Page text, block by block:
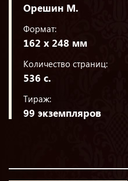
Орешин М.
Формат:
162 х 248 мм
Количество страниц:
536 с.
Тираж:
99 экземпляров